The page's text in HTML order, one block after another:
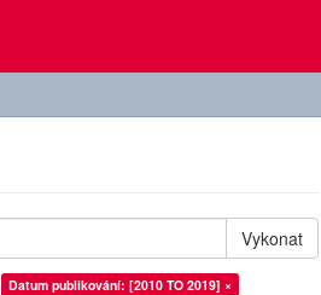
Vykonat
Datum publikování: [2010 TO 2019] ×